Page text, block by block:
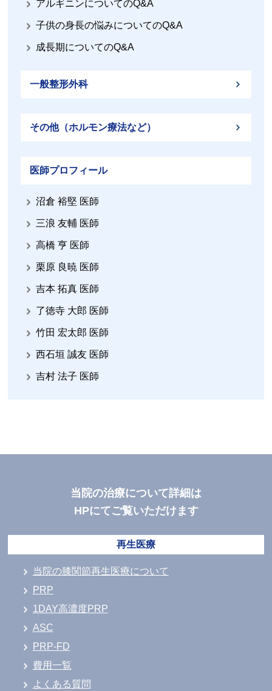
アルギニンについてのQ&A
子供の身長の悩みについてのQ&A
成長期についてのQ&A
一般整形外科
その他（ホルモン療法など）
医師プロフィール
沼倉 裕堅 医師
三浪 友輔 医師
高橋 亨 医師
栗原 良暁 医師
吉本 拓真 医師
了徳寺 大郎 医師
竹田 宏太郎 医師
西石垣 誠友 医師
吉村 法子 医師
当院の治療について詳細は
HPにてご覧いただけます
再生医療
当院の膝関節再生医療について
PRP
1DAY高濃度PRP
ASC
PRP-FD
費用一覧
よくある質問